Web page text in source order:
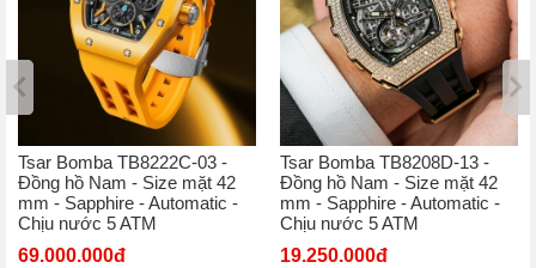
Tsar Bomba TB8222C-03 -
Đồng hồ Nam - Size mặt 42
mm - Sapphire - Automatic -
Chịu nước 5 ATM
69.000.000đ
Tsar Bomba TB8208D-13 -
Đồng hồ Nam - Size mặt 42
mm - Sapphire - Automatic -
Chịu nước 5 ATM
19.250.000đ